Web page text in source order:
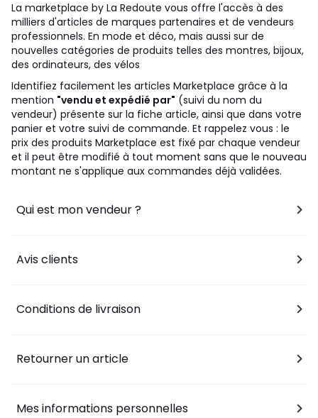
La marketplace by La Redoute vous offre l'accès à des
milliers d'articles de marques partenaires et de vendeurs
professionnels. En mode et déco, mais aussi sur de
nouvelles catégories de produits telles des montres, bijoux,
des ordinateurs, des vélos
Identifiez facilement les articles Marketplace grâce à la
mention "vendu et expédié par" (suivi du nom du
vendeur) présente sur la fiche article, ainsi que dans votre
panier et votre suivi de commande. Et rappelez vous : le
prix des produits Marketplace est fixé par chaque vendeur
et il peut être modifié à tout moment sans que le nouveau
montant ne s'applique aux commandes déjà validées.
Qui est mon vendeur ?
Avis clients
Conditions de livraison
Retourner un article
Mes informations personnelles